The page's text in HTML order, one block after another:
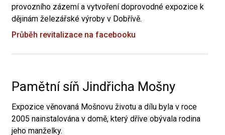
provozního zázemí a vytvoření doprovodné expozice k
dějinám železářské výroby v Dobřívě.
Průběh revitalizace na facebooku
Pamětní síň Jindřicha Mošny
Expozice věnovaná Mošnovu životu a dílu byla v roce
2005 nainstalována v domě, který dříve obývala rodina
jeho manželky.